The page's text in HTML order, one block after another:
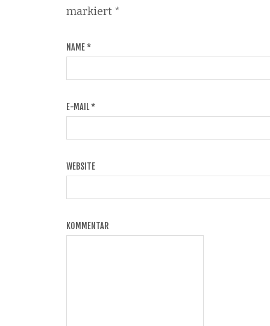
markiert *
NAME*
E-MAIL*
WEBSITE
KOMMENTAR